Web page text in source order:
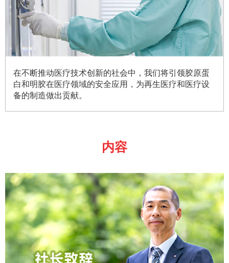
在不断推动医疗技术创新的社会中，我们将引领胶原蛋
白和明胶在医疗领域的安全应用，为再生医疗和医疗设
备的制造做出贡献。
内容